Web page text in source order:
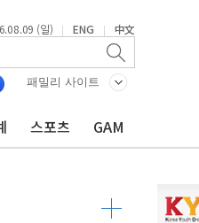
(일) | ENG | 中文
패밀리 사이트
스포츠 GAM